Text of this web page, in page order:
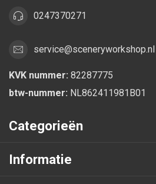
0247370271
service@sceneryworkshop.nl
KVK nummer: 82287775
btw-nummer: NL862411981B01
Categorieën
Informatie